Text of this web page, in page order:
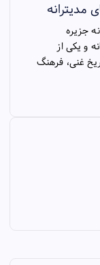
مدیترانه
جزیره
و یکی از
غنی، فرهنگ